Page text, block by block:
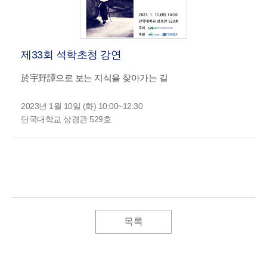
제33회 석학초청 강연
於宇野譚으로 보는 지식을 찾아가는 길
2023년 1월 10일 (화) 10:00~12:30
단국대학교 상경관 529호
목록